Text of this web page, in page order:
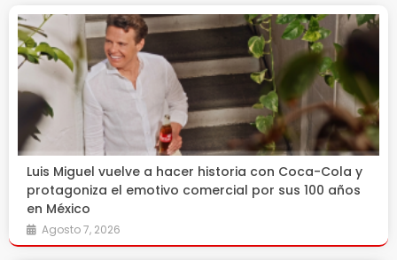
Luis Miguel vuelve a hacer historia con Coca-Cola y
protagoniza el emotivo comercial por sus 100 años
en México
Agosto 7, 2026